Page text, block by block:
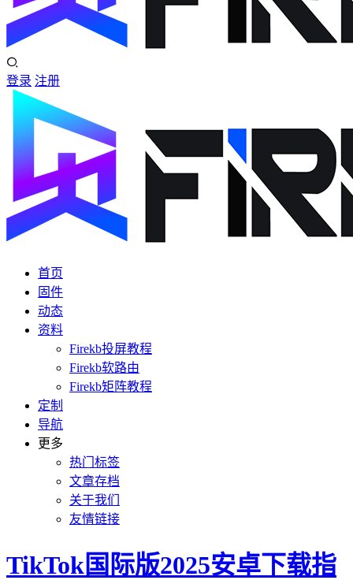
登录 注册
首页
固件
动态
资料
Firekb投屏教程
Firekb软路由
Firekb矩阵教程
定制
导航
更多
热门标签
文章存档
关于我们
友情链接
TikTok国际版2025安卓下载指